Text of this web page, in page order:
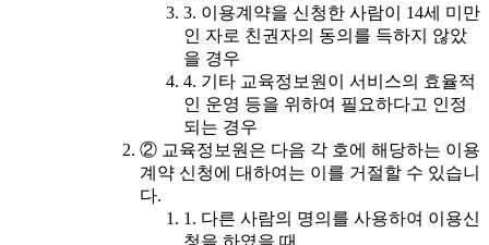
3. 이용계약을 신청한 사람이 14세 미만
인 자로 친권자의 동의를 득하지 않았
을 경우
4. 기타 교육정보원이 서비스의 효율적
인 운영 등을 위하여 필요하다고 인정
되는 경우
② 교육정보원은 다음 각 호에 해당하는 이용
계약 신청에 대하여는 이를 거절할 수 있습니
다.
1. 다른 사람의 명의를 사용하여 이용신
청을 하였을 때